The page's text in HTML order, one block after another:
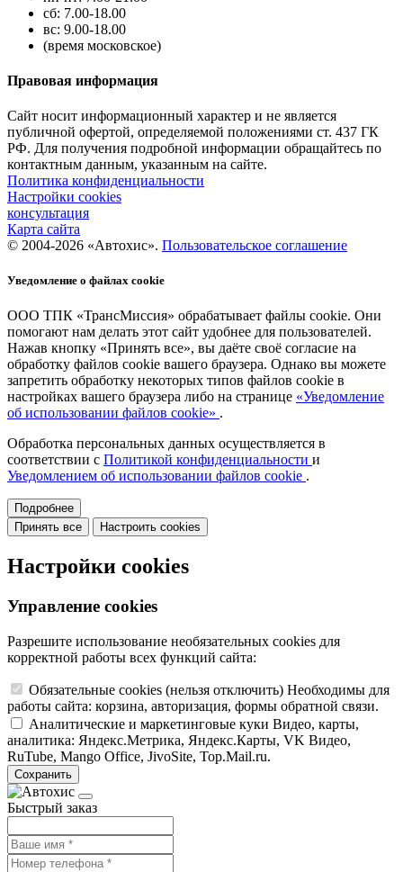
сб: 7.00-18.00
вс: 9.00-18.00
(время московское)
Правовая информация
Сайт носит информационный характер и не является
публичной офертой, определяемой положениями ст. 437 ГК
РФ. Для получения подробной информации обращайтесь по
контактным данным, указанным на сайте.
Политика конфиденциальности
Настройки cookies
консультация
Карта сайта
© 2004-2026 «Автохис». Пользовательское соглашение
Уведомление о файлах cookie
ООО ТПК «ТрансМиссия» обрабатывает файлы cookie. Они
помогают нам делать этот сайт удобнее для пользователей.
Нажав кнопку «Принять все», вы даёте своё согласие на
обработку файлов cookie вашего браузера. Однако вы можете
запретить обработку некоторых типов файлов cookie в
настройках вашего браузера либо на странице «Уведомление
об использовании файлов cookie» .
Обработка персональных данных осуществляется в
соответствии с Политикой конфиденциальности и
Уведомлением об использовании файлов cookie .
Подробнее
Принять все
Настроить cookies
Настройки cookies
Управление cookies
Разрешите использование необязательных cookies для
корректной работы всех функций сайта:
Обязательные cookies (нельзя отключить) Необходимы для
работы сайта: корзина, авторизация, формы обратной связи.
Аналитические и маркетинговые куки Видео, карты,
аналитика: Яндекс.Метрика, Яндекс.Карты, VK Видео,
RuTube, Mango Office, JivoSite, Top.Mail.ru.
Сохранить
Быстрый заказ